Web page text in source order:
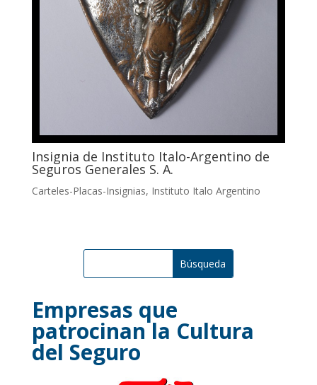
Insignia de Instituto Italo-Argentino de
Seguros Generales S. A.
Carteles-Placas-Insignias, Instituto Italo Argentino
Empresas que
patrocinan la Cultura
del Seguro